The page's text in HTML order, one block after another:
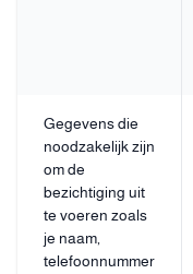
Gegevens die
noodzakelijk zijn
om de
bezichtiging uit
te voeren zoals
je naam,
telefoonnummer